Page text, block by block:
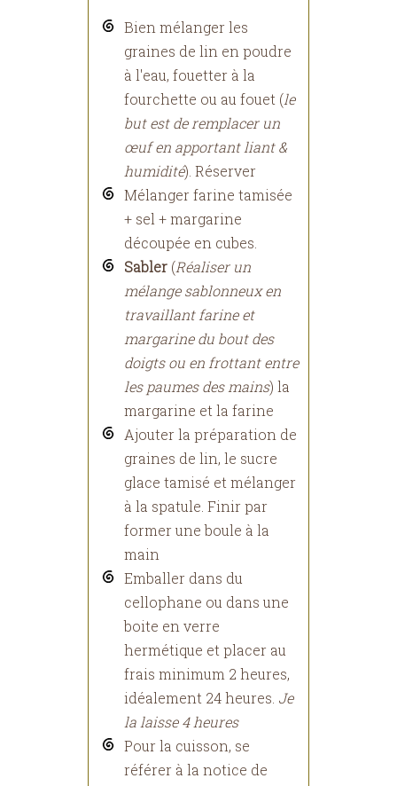
Bien mélanger les
graines de lin en poudre
à l'eau, fouetter à la
fourchette ou au fouet (le
but est de remplacer un
œuf en apportant liant &
humidité). Réserver
Mélanger farine tamisée
+ sel + margarine
découpée en cubes.
Sabler (Réaliser un
mélange sablonneux en
travaillant farine et
margarine du bout des
doigts ou en frottant entre
les paumes des mains) la
margarine et la farine
Ajouter la préparation de
graines de lin, le sucre
glace tamisé et mélanger
à la spatule. Finir par
former une boule à la
main
Emballer dans du
cellophane ou dans une
boite en verre
hermétique et placer au
frais minimum 2 heures,
idéalement 24 heures. Je
la laisse 4 heures
Pour la cuisson, se
référer à la notice de